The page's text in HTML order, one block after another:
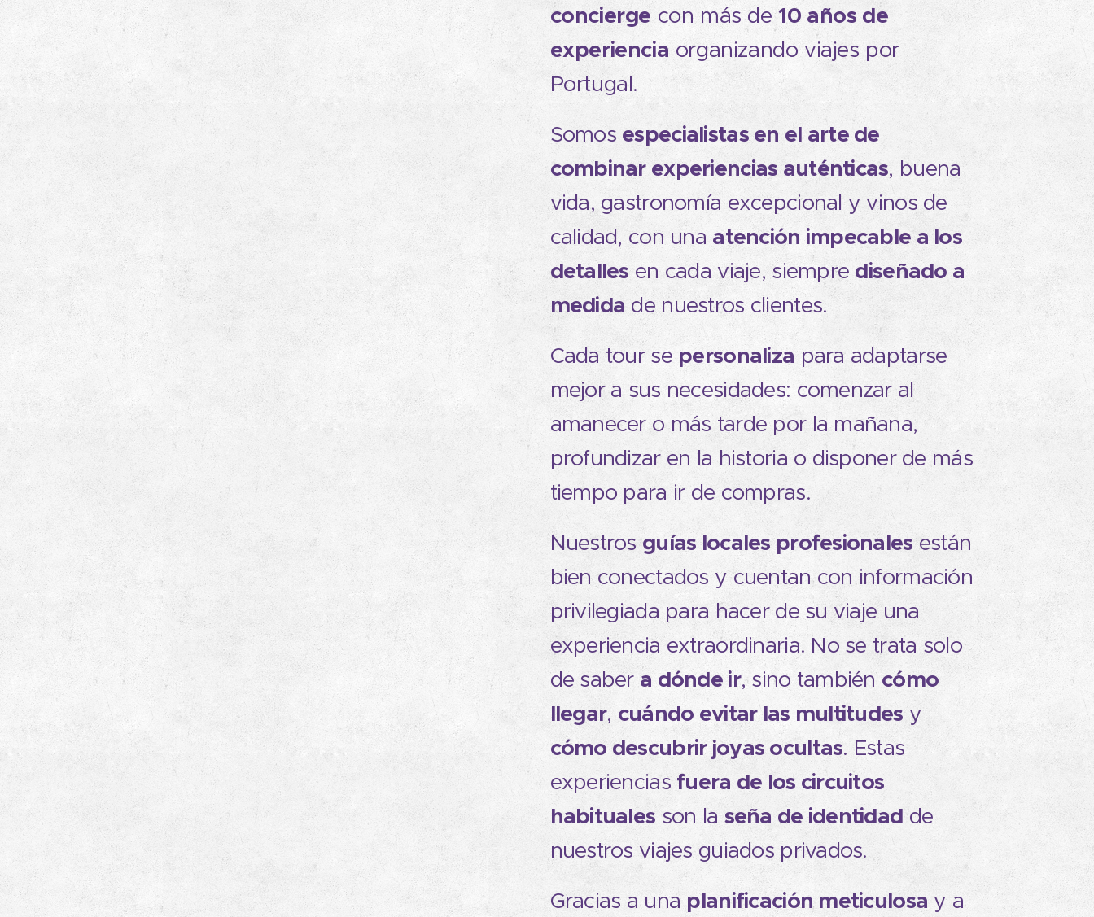
concierge con más de10 años de
experiencia organizando viajes por
Portugal.
Somos especialistas en el arte de
combinar experiencias auténticas, buena
vida, gastronomía excepcional y vinos de
calidad, con una atención impecable a los
detallesen cada viaje, siempre diseñado a
medida de nuestros clientes.
Cada tour se personaliza para adaptarse
mejor a sus necesidades: comenzar al
amanecer o más tarde por la mañana,
profundizar en la historia o disponer de más
tiempo para ir de compras.
Nuestrosguías locales profesionalesestán
bien conectados y cuentan con información
privilegiada para hacer de su viaje una
experiencia extraordinaria. No se trata solo
de sabera dónde ir, sino también cómo
llegar, cuándo evitar las multitudesy
cómo descubrir joyas ocultas. Estas
experienciasfuera de los circuitos
habituales son la seña de identidadde
nuestros viajes guiados privados.
Gracias a una planificación meticulosa y a